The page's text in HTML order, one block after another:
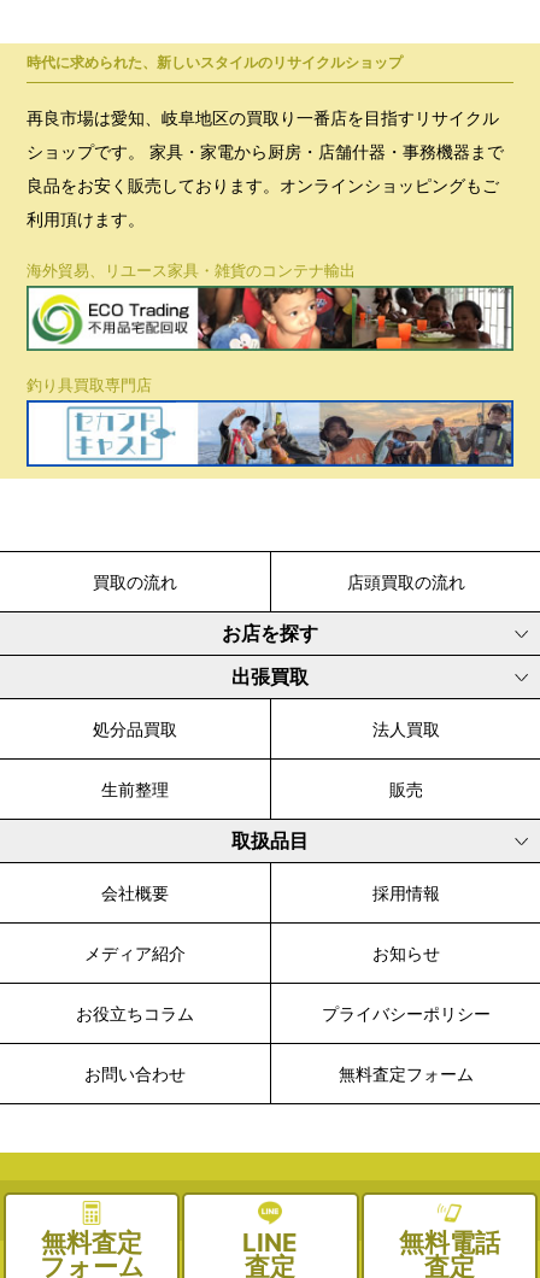
無料査定
フォーム
LINE
査定
無料電話
査定
時代に求められた、新しいスタイルのリサイクルショップ
再良市場は愛知、岐阜地区の買取り一番店を目指すリサイクル
ショップです。 家具・家電から厨房・店舗什器・事務機器まで
良品をお安く販売しております。オンラインショッピングもご
利用頂けます。
海外貿易、リユース家具・雑貨のコンテナ輸出
釣り具買取専門店
買取の流れ 店頭買取の流れ
お店を探す
出張買取
処分品買取 法人買取
生前整理 販売
取扱品目
会社概要 採用情報
メディア紹介 お知らせ
お役立ちコラム プライバシーポリシー
お問い合わせ 無料査定フォーム
© 2003-2026 WALK, All Rights Reserved.